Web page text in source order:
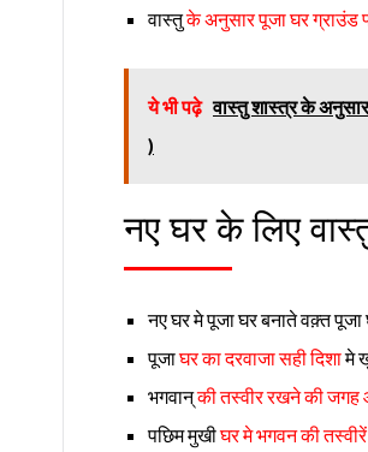
वास्तुके अनुसार पूजा घर ग्राउंड
ये भी पढ़े वास्तु शास्त्र के
)
नए घर के लिए
नए घर मे पूजा घर बनाते वक़्त
पूजाघर का दरवाजा सही दिशामे
भगवान्की तस्वीर रखने की जगह
पछिम मुखीघर मे भगवन की तस्वीरें